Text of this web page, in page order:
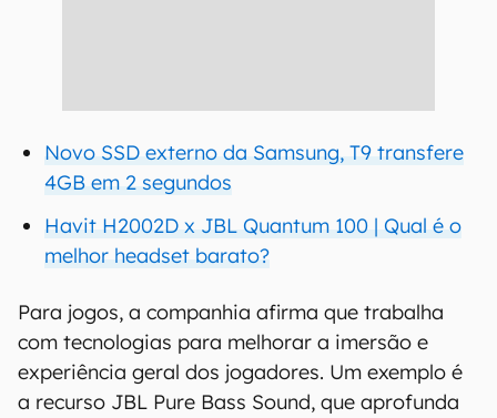
Novo SSD externo da Samsung, T9 transfere
4GB em 2 segundos
Havit H2002D x JBL Quantum 100 | Qual é o
melhor headset barato?
Para jogos, a companhia afirma que trabalha
com tecnologias para melhorar a imersão e
experiência geral dos jogadores. Um exemplo é
a recurso JBL Pure Bass Sound, que aprofunda